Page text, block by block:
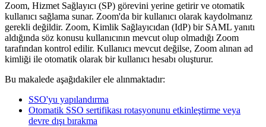
Zoom, Hizmet Sağlayıcı (SP) görevini yerine getirir ve otomatik
kullanıcı sağlama sunar. Zoom'da bir kullanıcı olarak kaydolmanız
gerekli değildir. Zoom, Kimlik Sağlayıcıdan (IdP) bir SAML yanıtı
aldığında söz konusu kullanıcının mevcut olup olmadığı Zoom
tarafından kontrol edilir. Kullanıcı mevcut değilse, Zoom alınan ad
kimliği ile otomatik olarak bir kullanıcı hesabı oluşturur.
Bu makalede aşağıdakiler ele alınmaktadır:
SSO'yu yapılandırma
Otomatik SSO sertifikası rotasyonunu etkinleştirme veya
devre dışı bırakma